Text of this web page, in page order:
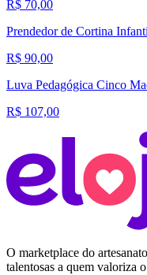
R$ 70,00
Prendedor de Cortina
R$ 90,00
Luva Pedagógica Cinco
R$ 107,00
O marketplace do
talentosas a quem valoriza